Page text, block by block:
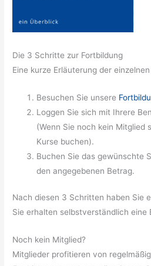
Die 3 Schritte zur Fortbildung
Eine kurze Erläuterung der
Besuchen Sie unsere
Loggen Sie sich mit Ihrere
(Wenn Sie noch kein Mitglied
Kurse buchen).
Buchen Sie das gewünschte
den angegebenen Betrag.
Nach diesen 3 Schritten haben Sie
Sie erhalten selbstverständlich eine
Noch kein Mitglied?
Mitglieder profitieren von